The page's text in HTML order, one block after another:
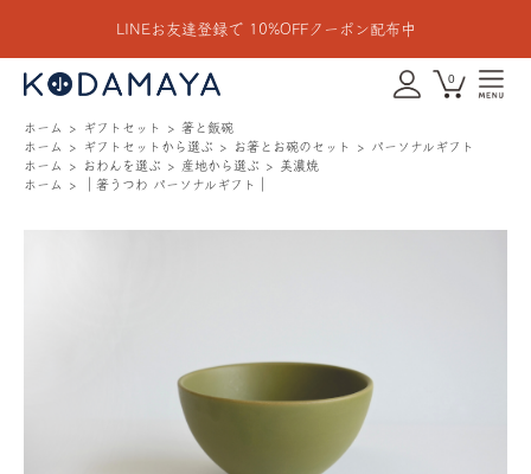
LINEお友達登録で 10%OFFクーポン配布中
0
ホーム ギフトセット
箸と飯碗
ホーム
ギフトセットから選ぶ お箸とお碗のセット
パーソナルギフト
ホーム
おわんを選ぶ 産地から選ぶ
美濃焼
ホーム
｜箸うつわ パーソナルギフト｜